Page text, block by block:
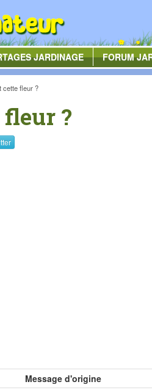
JARDINAGE FORUM
cette fleur ?
?
Message d'origine